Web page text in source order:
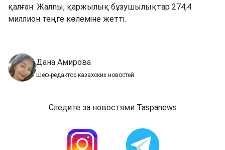
қалған. Жалпы, қаржылық бұзушылықтар 274,4
миллион теңге көлеміне жетті.
Дана Амирова
Шеф-редактор казахских новостей
Следите за новостями Taspanews